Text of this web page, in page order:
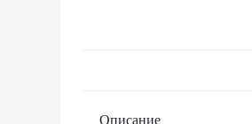
Описание